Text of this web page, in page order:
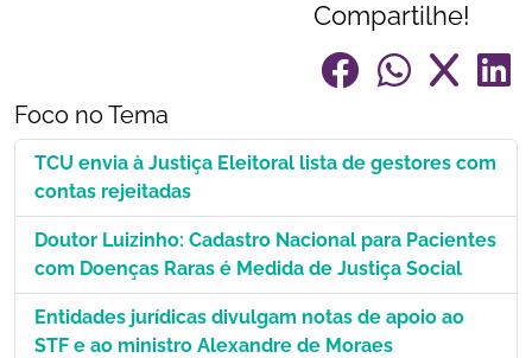
Compartilhe!
Foco no Tema
TCU envia à Justiça Eleitoral lista de gestores com
contas rejeitadas
Doutor Luizinho: Cadastro Nacional para Pacientes
com Doenças Raras é Medida de Justiça Social
Entidades jurídicas divulgam notas de apoio ao
STF e ao ministro Alexandre de Moraes